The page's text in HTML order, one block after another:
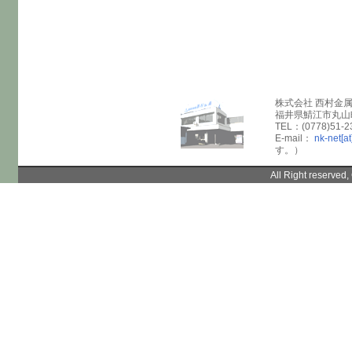
株式会社 西村金属
福井県鯖江市丸
TEL：(0778)51-
E-mail： nk-
す。）
All Right reserved,